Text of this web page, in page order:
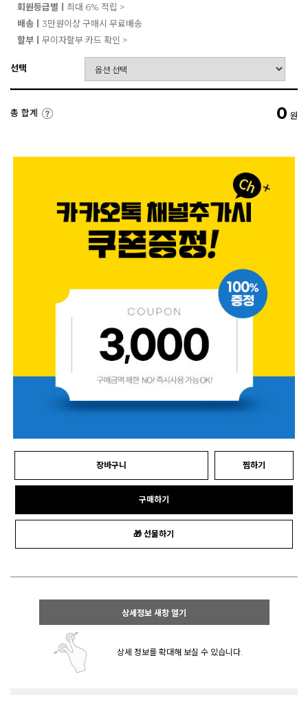
회원등급별ㅣ 최대 6% 적립 >
배송ㅣ 3만원이상 구매시 무료배송
할부ㅣ 무이자할부 카드 확인 >
선택
총 합계 0 원
장바구니 찜하기
구매하기
🎁 선물하기
상세정보 새창 열기
상세 정보를 확대해 보실 수 있습니다.